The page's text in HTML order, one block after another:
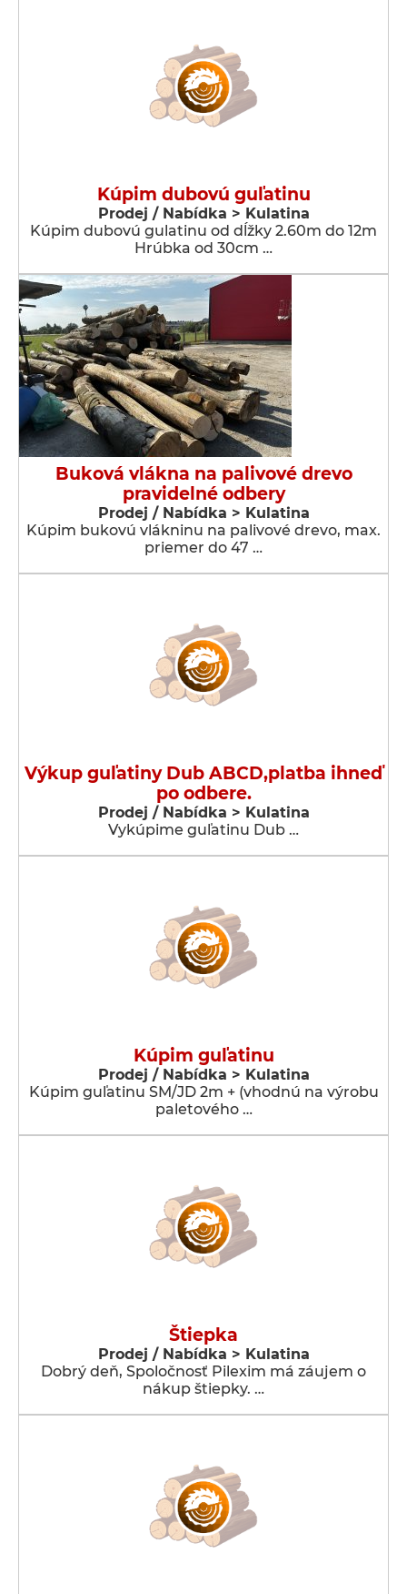
Kúpim dubovú guľatinu
Prodej / Nabídka > Kulatina
Kúpim dubovú gulatinu od dĺžky 2.60m do 12m
Hrúbka od 30cm …
Buková vlákna na palivové drevo
pravidelné odbery
Prodej / Nabídka > Kulatina
Kúpim bukovú vlákninu na palivové drevo, max.
priemer do 47 …
Výkup guľatiny Dub ABCD,platba ihneď
po odbere.
Prodej / Nabídka > Kulatina
Vykúpime guľatinu Dub …
Kúpim guľatinu
Prodej / Nabídka > Kulatina
Kúpim guľatinu SM/JD 2m + (vhodnú na výrobu
paletového …
Štiepka
Prodej / Nabídka > Kulatina
Dobrý deň, Spoločnosť Pilexim má záujem o
nákup štiepky. …